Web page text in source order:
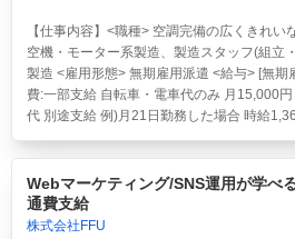
【仕事内容】<職種> 空調完備の広くきれい
空機・モーター系製造、製造スタッフ(組立
製造 <雇用形態> 無期雇用派遣 <給与> [無期
費:一部支給 自転車・電車代のみ 月15,000
代 別途支給 例)月21日勤務した場合 時給
Webマーケティング/SNS運用が学べ
通費支給
株式会社FFU